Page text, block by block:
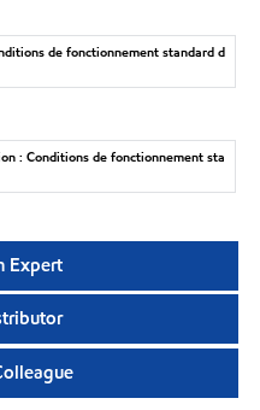
de fonctionnement standard d
: Conditions de fonctionnement sta
Expert